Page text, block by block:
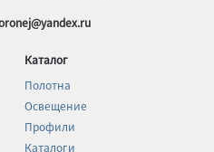
Каталог
Полотна
Освещение
Профили
Каталоги